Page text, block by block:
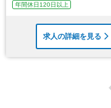
年間休日120日以上
求人の詳細を見る